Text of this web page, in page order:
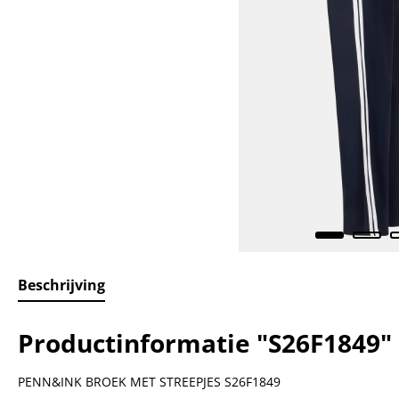
Beschrijving
Productinformatie "S26F1849"
PENN&INK BROEK MET STREEPJES S26F1849